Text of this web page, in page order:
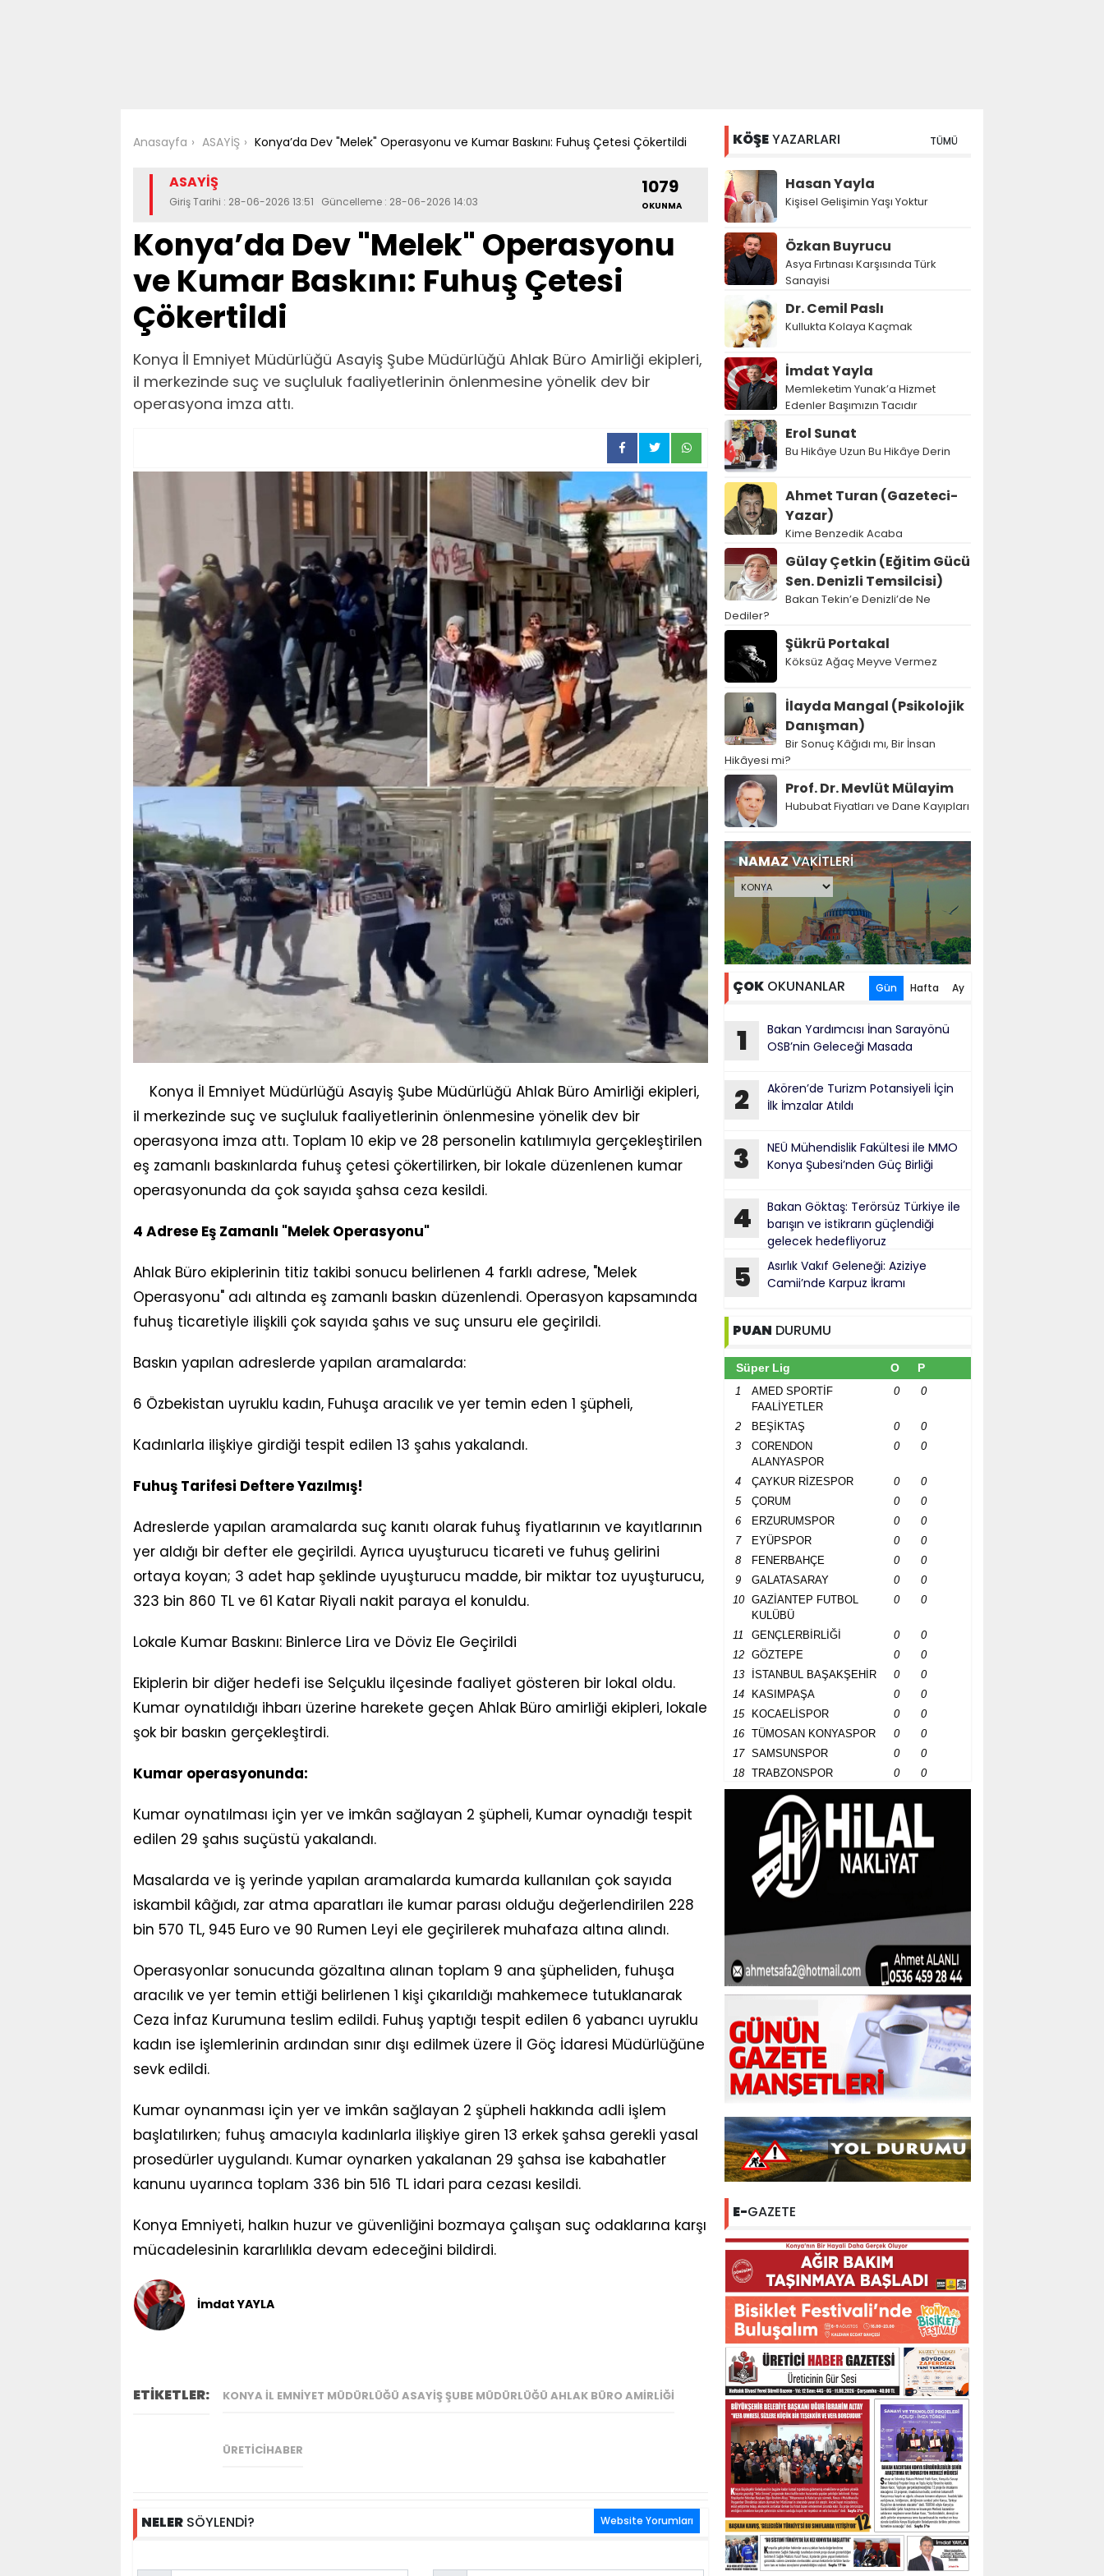
Anasayfa ASAYİŞ Konya’da Dev "Melek" Operasyonu ve Kumar Baskını: Fuhuş Çetesi Çökertildi
ASAYİŞ
Giriş Tarihi : 28-06-2026 13:51 Güncelleme : 28-06-2026 14:03
1079
OKUNMA
Konya’da Dev "Melek" Operasyonu
ve Kumar Baskını: Fuhuş Çetesi
Çökertildi
Konya İl Emniyet Müdürlüğü Asayiş Şube Müdürlüğü Ahlak Büro Amirliği ekipleri,
il merkezinde suç ve suçluluk faaliyetlerinin önlenmesine yönelik dev bir
operasyona imza attı.
Konya İl Emniyet Müdürlüğü Asayiş Şube Müdürlüğü Ahlak Büro Amirliği ekipleri,
il merkezinde suç ve suçluluk faaliyetlerinin önlenmesine yönelik dev bir
operasyona imza attı. Toplam 10 ekip ve 28 personelin katılımıyla gerçekleştirilen
eş zamanlı baskınlarda fuhuş çetesi çökertilirken, bir lokale düzenlenen kumar
operasyonunda da çok sayıda şahsa ceza kesildi.
4 Adrese Eş Zamanlı "Melek Operasyonu"
Ahlak Büro ekiplerinin titiz takibi sonucu belirlenen 4 farklı adrese, "Melek
Operasyonu" adı altında eş zamanlı baskın düzenlendi. Operasyon kapsamında
fuhuş ticaretiyle ilişkili çok sayıda şahıs ve suç unsuru ele geçirildi.
Baskın yapılan adreslerde yapılan aramalarda:
6 Özbekistan uyruklu kadın, Fuhuşa aracılık ve yer temin eden 1 şüpheli,
Kadınlarla ilişkiye girdiği tespit edilen 13 şahıs yakalandı.
Fuhuş Tarifesi Deftere Yazılmış!
Adreslerde yapılan aramalarda suç kanıtı olarak fuhuş fiyatlarının ve kayıtlarının
yer aldığı bir defter ele geçirildi. Ayrıca uyuşturucu ticareti ve fuhuş gelirini
ortaya koyan; 3 adet hap şeklinde uyuşturucu madde, bir miktar toz uyuşturucu,
323 bin 860 TL ve 61 Katar Riyali nakit paraya el konuldu.
Lokale Kumar Baskını: Binlerce Lira ve Döviz Ele Geçirildi
Ekiplerin bir diğer hedefi ise Selçuklu ilçesinde faaliyet gösteren bir lokal oldu.
Kumar oynatıldığı ihbarı üzerine harekete geçen Ahlak Büro amirliği ekipleri, lokale
şok bir baskın gerçekleştirdi.
Kumar operasyonunda:
Kumar oynatılması için yer ve imkân sağlayan 2 şüpheli, Kumar oynadığı tespit
edilen 29 şahıs suçüstü yakalandı.
Masalarda ve iş yerinde yapılan aramalarda kumarda kullanılan çok sayıda
iskambil kâğıdı, zar atma aparatları ile kumar parası olduğu değerlendirilen 228
bin 570 TL, 945 Euro ve 90 Rumen Leyi ele geçirilerek muhafaza altına alındı.
Operasyonlar sonucunda gözaltına alınan toplam 9 ana şüpheliden, fuhuşa
aracılık ve yer temin ettiği belirlenen 1 kişi çıkarıldığı mahkemece tutuklanarak
Ceza İnfaz Kurumuna teslim edildi. Fuhuş yaptığı tespit edilen 6 yabancı uyruklu
kadın ise işlemlerinin ardından sınır dışı edilmek üzere İl Göç İdaresi Müdürlüğüne
sevk edildi.
Kumar oynanması için yer ve imkân sağlayan 2 şüpheli hakkında adli işlem
başlatılırken; fuhuş amacıyla kadınlarla ilişkiye giren 13 erkek şahsa gerekli yasal
prosedürler uygulandı. Kumar oynarken yakalanan 29 şahsa ise kabahatler
kanunu uyarınca toplam 336 bin 516 TL idari para cezası kesildi.
Konya Emniyeti, halkın huzur ve güvenliğini bozmaya çalışan suç odaklarına karşı
mücadelesinin kararlılıkla devam edeceğini bildirdi.
İmdat YAYLA
ETİKETLER: KONYA İL EMNIYET MÜDÜRLÜĞÜ ASAYIŞ ŞUBE MÜDÜRLÜĞÜ AHLAK BÜRO AMIRLIĞI
ÜRETICIHABER
NELER SÖYLENDİ? Website Yorumları
KÖŞEYAZARLARI TÜMÜ
Hasan Yayla
Kişisel Gelişimin Yaşı Yoktur
Özkan Buyrucu
Asya Fırtınası Karşısında Türk
Sanayisi
Dr. Cemil Paslı
Kullukta Kolaya Kaçmak
İmdat Yayla
Memleketim Yunak’a Hizmet
Edenler Başımızın Tacıdır
Erol Sunat
Bu Hikâye Uzun Bu Hikâye Derin
Ahmet Turan (Gazeteci-
Yazar)
Kime Benzedik Acaba
Gülay Çetkin (Eğitim Gücü
Sen. Denizli Temsilcisi)
Bakan Tekin’e Denizli’de Ne
Dediler?
Şükrü Portakal
Köksüz Ağaç Meyve Vermez
İlayda Mangal (Psikolojik
Danışman)
Bir Sonuç Kâğıdı mı, Bir İnsan
Hikâyesi mi?
Prof. Dr. Mevlüt Mülayim
Hububat Fiyatları ve Dane Kayıpları
NAMAZVAKİTLERİ
ÇOK OKUNANLAR Gün Hafta Ay
1
Bakan Yardımcısı İnan Sarayönü
OSB’nin Geleceği Masada
2
Akören’de Turizm Potansiyeli İçin
İlk İmzalar Atıldı
3
NEÜ Mühendislik Fakültesi ile MMO
Konya Şubesi’nden Güç Birliği
4
Bakan Göktaş: Terörsüz Türkiye ile
barışın ve istikrarın güçlendiği
gelecek hedefliyoruz
5
Asırlık Vakıf Geleneği: Aziziye
Camii’nde Karpuz İkramı
PUAN DURUMU
Süper Lig O P
1
AMED SPORTİF
FAALİYETLER
0 0
2 BEŞİKTAŞ 0
0
3
CORENDON
ALANYASPOR
0 0
4 ÇAYKUR RİZESPOR 0
0
5
ÇORUM 0
0
6
ERZURUMSPOR 0
0
7
EYÜPSPOR 0
0
8
FENERBAHÇE 0
0
9
GALATASARAY 0
0
10
GAZİANTEP FUTBOL
KULÜBÜ
0 0
11 GENÇLERBİRLİĞİ 0
0
12
GÖZTEPE 0
0
13
İSTANBUL BAŞAKŞEHİR 0
0
14
KASIMPAŞA 0
0
15
KOCAELİSPOR 0
0
16
TÜMOSAN KONYASPOR 0
0
17
SAMSUNSPOR 0
0
18
TRABZONSPOR 0 0
E-GAZETE